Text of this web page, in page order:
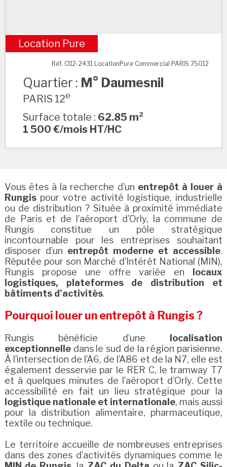
M° Daumesnil
Location Pure
Réf. CI12-2431 LocationPure Commercial PARIS 75012
Quartier : M° Daumesnil
PARIS 12e
Surface totale : 62.85 m²
1 500 €/mois HT/HC
Vous êtes à la recherche d’un entrepôt à louer à
Rungispour votre activité logistique, industrielle
ou de distribution ? Située à proximité immédiate
de Paris et de l’aéroport d’Orly, la commune de
Rungis constitue un pôle stratégique
incontournable pour les entreprises souhaitant
disposer d’un entrepôt moderne et accessible.
Réputée pour son Marché d’Intérêt National (MIN),
Rungis propose une offre variée en locaux
logistiques, plateformes de distribution et
bâtiments d’activités.
Pourquoi louer un entrepôt à Rungis ?
Rungis bénéficie d’une localisation
exceptionnelledans le sud de la région parisienne.
À l’intersection de l’A6, de l’A86 et de la N7, elle est
également desservie par le RER C, le tramway T7
et à quelques minutes de l’aéroport d’Orly. Cette
accessibilité en fait un lieu stratégique pour la
logistique nationale et internationale, mais aussi
pour la distribution alimentaire, pharmaceutique,
textile ou technique.
Le territoire accueille de nombreuses entreprises
dans des zones d’activités dynamiques comme le